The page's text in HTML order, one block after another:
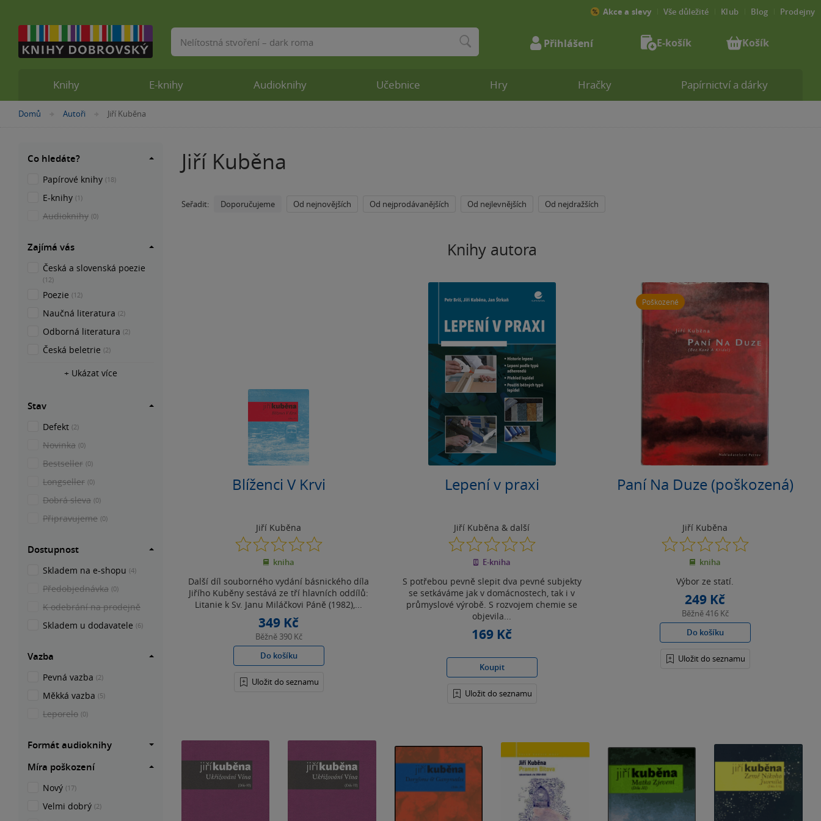
Nacházíte
Domů »Autoři »Jiří Kuběna
Jiří Kuběna
Seřadit: Doporučujeme Od nejnovějších Od nejprodávanějších Od nejlevnějších Od nejdražších
Knihy autora
Blíženci V Krvi
Jiří Kuběna
0.0
z
5
kniha
Další díl souborného vydání básnického díla
Jiřího Kuběny sestává ze tří hlavních oddílů:
Litanie k Sv. Janu Miláčkovi Páně (1982),...
349 Kč
Běžně 390 Kč
Do košíku
Uložit do seznamu
Lepení v praxi
Jiří Kuběna & další
0.0
z
5
E-kniha
S potřebou pevně slepit dva pevné subjekty
se setkáváme jak v domácnostech, tak i v
průmyslové výrobě. S rozvojem chemie se
objevila...
169 Kč
Koupit
Uložit do seznamu
Poškozené
Paní Na Duze (poškozená)
Jiří Kuběna
0.0
z
5
kniha
Výbor ze statí.
249 Kč
Běžně416 Kč
Do košíku
Uložit do seznamu
Co hledáte?
Papírové knihy (18)
E-knihy (1)
Audioknihy (0)
Zajímá vás
Česká a slovenská poezie
(12)
Poezie (12)
Naučná literatura (2)
Odborná literatura (2)
Česká beletrie (2)
+ Ukázat více
Stav
Defekt (2)
Novinka (0)
Bestseller (0)
Longseller (0)
Dobrá sleva (0)
Připravujeme (0)
Dostupnost
Skladem na e-shopu (4)
Předobjednávka (0)
K odebrání na prodejně
Skladem u dodavatele (6)
Vazba
Pevná vazba (2)
Měkká vazba (5)
Leporelo (0)
Formát audioknihy
Míra poškození
Nový (17)
Velmi dobrý (2)
Knihy E-knihy Audioknihy Učebnice Hry Hračky Papírnictví a dárky
Akce a slevy Vše důležité Klub Blog Prodejny
Vyhledávání Přihlášení E-košík Košík